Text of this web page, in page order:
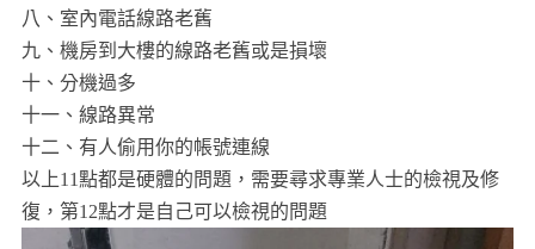
八、室內電話線路老舊
九、機房到大樓的線路老舊或是損壞
十、分機過多
十一、線路異常
十二、有人偷用你的帳號連線
以上11點都是硬體的問題，需要尋求專業人士的檢視及修
復，第12點才是自己可以檢視的問題